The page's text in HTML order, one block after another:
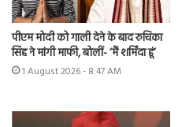
पीएम मोदी को गाली देने के बाद रुचिका
सिंह ने मांगी माफी, बोलीं- ‘मैं शर्मिंदा हूं’
1 August 2026 - 8:47 AM